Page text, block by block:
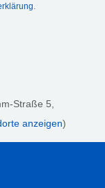
.
Straße 5
anzeigen)